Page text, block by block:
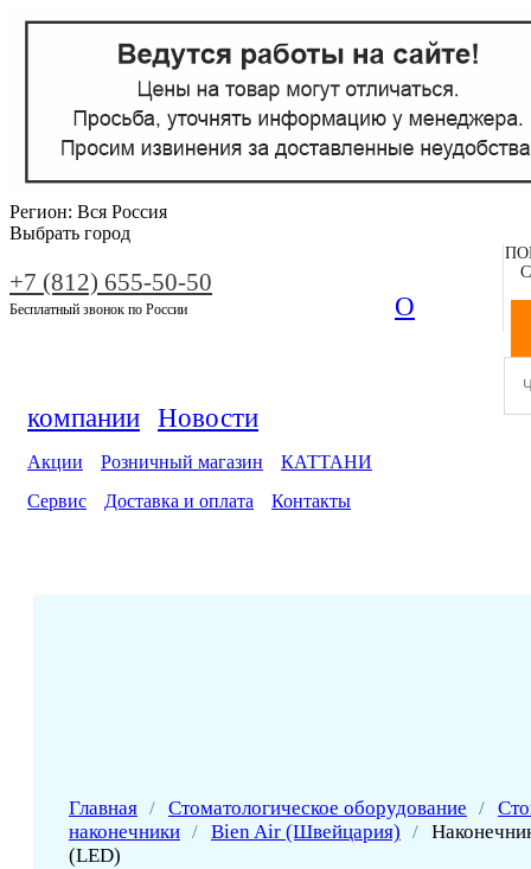
Регион: Вся Россия
Выбрать город
+7 (812) 655-50-50
Бесплатный звонок по России О
компании Новости
Акции Розничный магазин
КАТТАНИ
Сервис
Доставка и оплата Контакты
Главная / Стоматологическое оборудование /
наконечники / Bien Air (Швейцария) /
(LED)